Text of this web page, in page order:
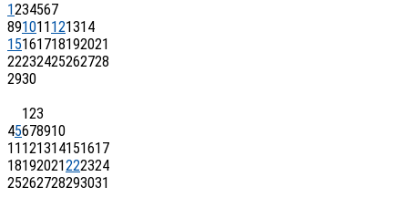
1234567
891011 121314
15161718192021
22232425262728
2930
123
45678910
11 121314151617
18192021222324
25262728293031